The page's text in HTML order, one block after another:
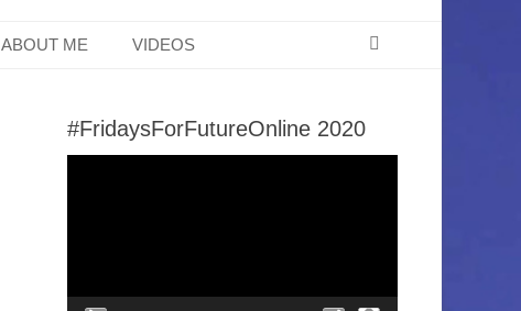
ABOUT ME VIDEOS
#FridaysForFutureOnline 2020